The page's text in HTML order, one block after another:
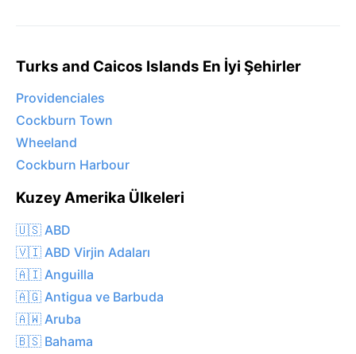
Turks and Caicos Islands En İyi Şehirler
Providenciales
Cockburn Town
Wheeland
Cockburn Harbour
Kuzey Amerika Ülkeleri
🇺🇸 ABD
🇻🇮 ABD Virjin Adaları
🇦🇮 Anguilla
🇦🇬 Antigua ve Barbuda
🇦🇼 Aruba
🇧🇸 Bahama